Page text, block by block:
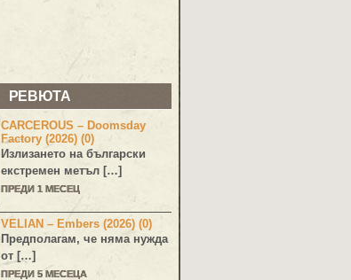
РЕВЮТА
CARCEROUS – Doomsday
Factory (2026) (0)
Излизането на български
екстремен метъл […]
ПРЕДИ 1 МЕСЕЦ
VELIAN – Embers (2026) (0)
Предполагам, че няма нужда
от […]
ПРЕДИ 5 МЕСЕЦА